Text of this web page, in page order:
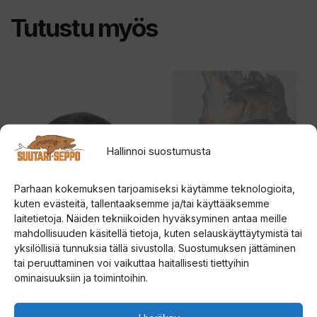
Hallinnoi suostumusta
Parhaan kokemuksen tarjoamiseksi käytämme teknologioita,
kuten evästeitä, tallentaaksemme ja/tai käyttääksemme
laitetietoja. Näiden tekniikoiden hyväksyminen antaa meille
mahdollisuuden käsitellä tietoja, kuten selauskäyttäytymistä tai
yksilöllisiä tunnuksia tällä sivustolla. Suostumuksen jättäminen
tai peruuttaminen voi vaikuttaa haitallisesti tiettyihin
ominaisuuksiin ja toimintoihin.
Tutustu myös
Väinö Bunker XXXL
Sadesuoja
5.00
159,00
YÖN SUKELTAJA
KOPPIAINEN
muunnelma.
tehdä
valinnat
tuotteen
sivulla.